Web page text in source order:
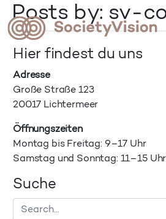
Posts by: sv-
Hier findest du uns
Adresse
Große Straße 123
20017 Lichtermeer
Öffnungszeiten
Montag bis Freitag: 9–17 Uhr
Samstag und Sonntag: 11–15 Uhr
Suche